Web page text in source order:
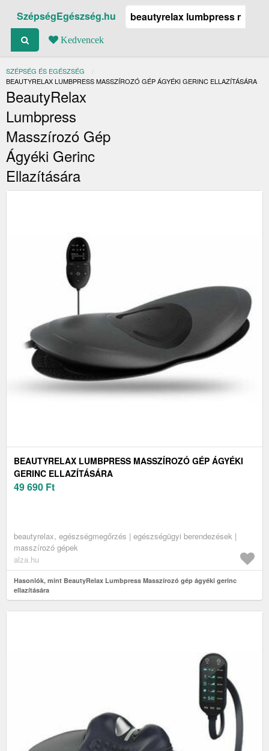
SzépségEgészség.hu
Kedvencek
SZÉPSÉG ÉS EGÉSZSÉG
JELENLEGI:
BEAUTYRELAX LUMBPRESS MASSZÍROZÓ GÉP ÁGYÉKI GERINC ELLAZÍTÁSÁRA
BeautyRelax
Lumbpress
Masszírozó Gép
Ágyéki Gerinc
Ellazítására
BEAUTYRELAX LUMBPRESS MASSZÍROZÓ GÉP ÁGYÉKI
GERINC ELLAZÍTÁSÁRA
49 690 Ft
beautyrelax, egészségmegőrzés | egészségügyi berendezések |
masszírozó gépek
alza.hu
Hasonlók, mint BeautyRelax Lumbpress Masszírozó gép ágyéki gerinc
ellazítására